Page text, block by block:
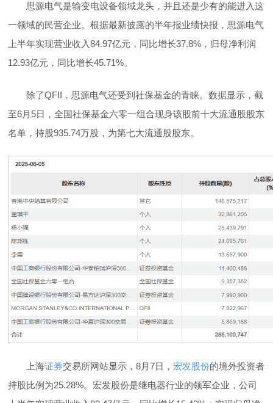
思源电气是输变电设备领域龙头，并且还是少有的能进入这
一领域的民营企业。根据最新披露的半年报业绩快报，思源电气
上半年实现营业收入84.97亿元，同比增长37.8%，归母净利润
12.93亿元，同比增长45.71%。
除了QFII，思源电气还受到社保基金的青睐。数据显示，截
至6月5日，全国社保基金六零一组合现身该股前十大流通股股东
名单，持股935.74万股，为第七大流通股股东。
上海证券交易所网站显示，8月7日， 宏发股份的境外投资者
持股比例为25.28%。宏发股份是继电器行业的领军企业，公司